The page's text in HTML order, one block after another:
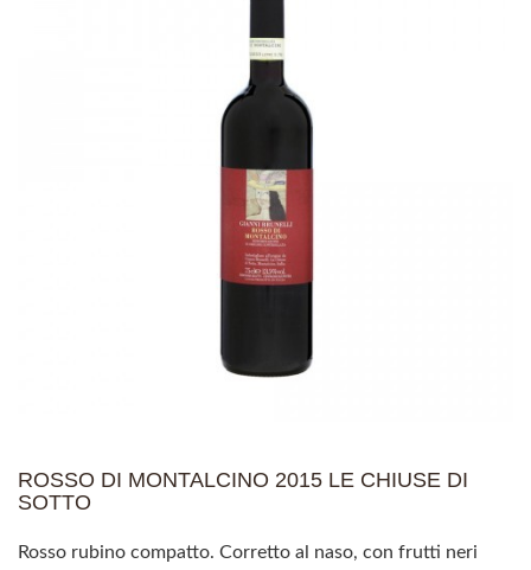
ROSSO DI MONTALCINO 2015 LE CHIUSE DI
SOTTO
Rosso rubino compatto. Corretto al naso, con frutti neri